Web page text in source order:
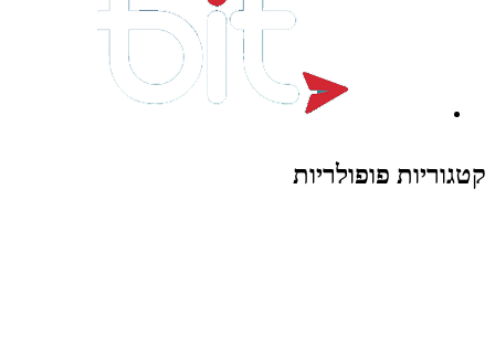
קטגוריות פופולריות